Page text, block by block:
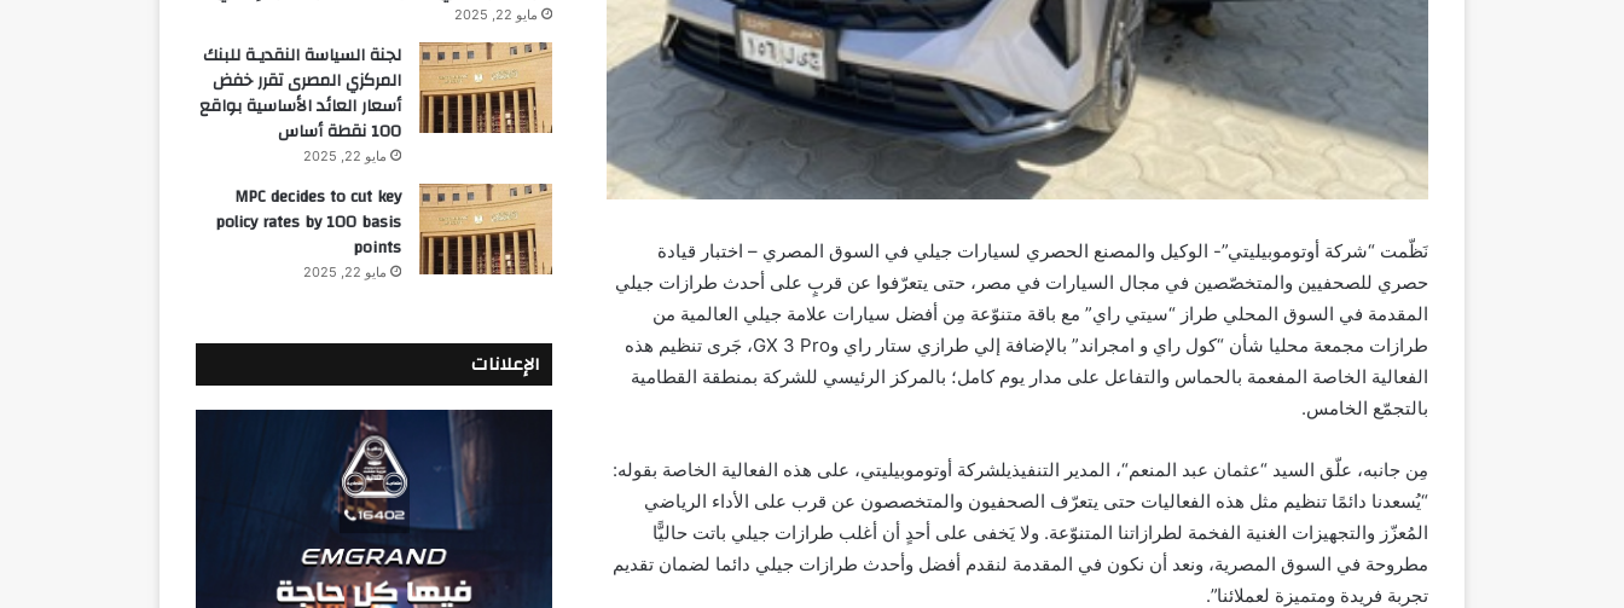
نَظّمت “شركة أوتوموبيليتي”- الوكيل والمصنع الحصري لسيارات جيلي في السوق المصري – اختبار قيادة
حصري للصحفيين والمتخصّصين في مجال السيارات في مصر، حتى يتعرّفوا عن قرب على أحدث طرازات جيلي
المقدمة في السوق المحلي طراز “سيتي راي” مع باقة متنوّعة مِن أفضل سيارات علامة جيلي العالمية من
طرازات مجمعة محليا شأن “كول راي و امجراند” بالإضافة إلي طرازي ستار راي وGX 3 Pro، جَرى تنظيم هذه
الفعالية الخاصة المفعمة بالحماس والتفاعل على مدار يوم كامل؛ بالمركز الرئيسي للشركة بمنطقة القطامية
بالتجمّع الخامس.
مِن جانبه، علّق السيد “عثمان عبد المنعم“، المدير التنفيذيلشركة أوتوموبيليتي، على هذه الفعالية الخاصة بقوله:
“يُسعدنا دائمًا تنظيم مثل هذه الفعاليات حتى يتعرّف الصحفيون والمتخصصون عن قرب على الأداء الرياضي
المُعزّز والتجهيزات الغنية الفخمة لطرازاتنا المتنوّعة. ولا يَخفى على أحد أن أغلب طرازات جيلي باتت حاليًّا
مطروحة في السوق المصرية، ونعد أن نكون في المقدمة لنقدم أفضل وأحدث طرازات جيلي دائما لضمان تقديم
تجربة فريدة ومتميزة لعملائنا”.
مايو 22, 2025
لجنة السياسة النقديـة للبنك
المركزي المصرى تقرر خفض
أسعار العائد الأساسية بواقع
100 نقطة أساس
مايو 22, 2025
MPC decides to cut key
policy rates by 100 basis
points
مايو 22, 2025
الإعلانات